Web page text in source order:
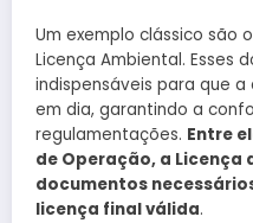
Um exemplo clássico são
Licença Ambiental. Esses
indispensáveis para que
em dia, garantindo a
regulamentações. Entre
de Operação, a
documentos
licença final válida.